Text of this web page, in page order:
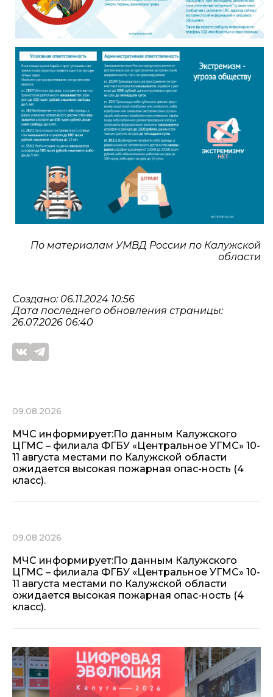
По материалам УМВД России по Калужской
области
Создано: 06.11.2024 10:56
Дата последнего обновления страницы:
26.07.2026 06:40
09.08.2026
МЧС информирует:По данным Калужского
ЦГМС – филиала ФГБУ «Центральное УГМС» 10-
11 августа местами по Калужской области
ожидается высокая пожарная опас-ность (4
класс).
09.08.2026
МЧС информирует:По данным Калужского
ЦГМС – филиала ФГБУ «Центральное УГМС» 10-
11 августа местами по Калужской области
ожидается высокая пожарная опас-ность (4
класс).